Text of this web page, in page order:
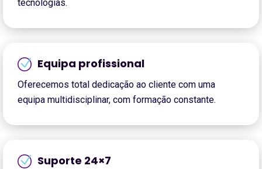
tecnologias.
Equipa profissional
Oferecemos total dedicação ao cliente com uma
equipa multidisciplinar, com formação constante.
Suporte 24×7